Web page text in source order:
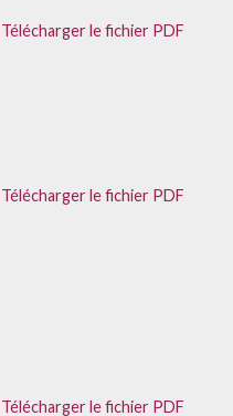
Télécharger le fichier PDF
Télécharger le fichier PDF
Télécharger le fichier PDF